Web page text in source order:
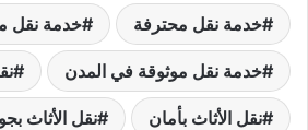
خدمة نقل محترفة خدمة نقل
خدمة نقل موثوقة في المدن
نقل الأثاث بأمان نقل الأثاث